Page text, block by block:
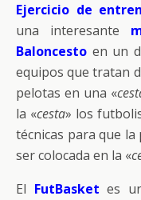
Ejercicio de
una interesante
Baloncesto en un
equipos que tratan
pelotas en una «
la «cesta» los
técnicas para que
ser colocada en la «
El FutBasket es